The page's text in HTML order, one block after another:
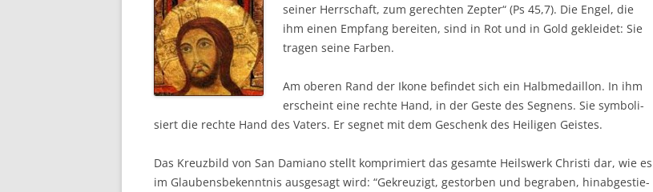
sei­ner Herr­schaft, zum gerech­ten Zep­ter“ (Ps 45,7). Die Engel, die
ihm einen Emp­fang berei­ten, sind in Rot und in Gold geklei­det: Sie
tra­gen sei­ne Farben.
Am obe­ren Rand der Iko­ne befin­det sich ein Halb­me­dail­lon. In ihm
erscheint eine rech­te Hand, in der Ges­te des Seg­nens. Sie sym­bo­li­
siert die rech­te Hand des Vaters. Er seg­net mit dem Geschenk des Hei­li­gen Geistes.
Das Kreuz­bild von San Dami­a­no stellt kom­pri­miert das gesam­te Heils­werk Chris­ti dar, wie es
im Glau­bens­be­kennt­nis aus­ge­sagt wird: “Gekreu­zigt, gestor­ben und begra­ben, hin­ab­ge­stie­